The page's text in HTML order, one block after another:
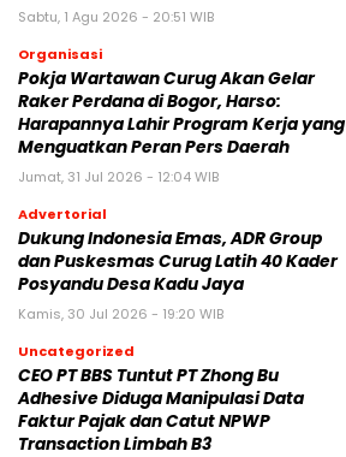
Sabtu, 1 Agu 2026 - 20:51 WIB
Organisasi
Pokja Wartawan Curug Akan Gelar
Raker Perdana di Bogor, Harso:
Harapannya Lahir Program Kerja yang
Menguatkan Peran Pers Daerah
Jumat, 31 Jul 2026 - 12:04 WIB
Advertorial
‎Dukung Indonesia Emas, ADR Group
dan Puskesmas Curug Latih 40 Kader
Posyandu Desa Kadu Jaya‎
Kamis, 30 Jul 2026 - 19:20 WIB
Uncategorized
CEO PT BBS Tuntut PT Zhong Bu
Adhesive Diduga Manipulasi Data
Faktur Pajak dan Catut NPWP
Transaction Limbah B3